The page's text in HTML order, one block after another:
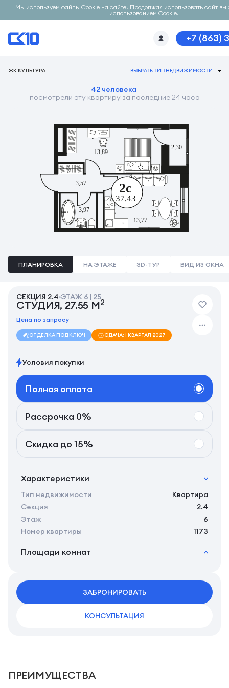
Мы используем файлы Cookie на сайте. Продолжая использовать сайт вы
использованием Cookie.
+7 (863)
ЖК КУЛЬТУРА ВЫБРАТЬ ТИП НЕДВИЖИМОСТИ
42 человека
посмотрели эту квартиру за последние 24 часа
ПЛАНИРОВКА НА ЭТАЖЕ 3D-ТУР ВИД ИЗ ОКНА
СЕКЦИЯ 2.4 ЭТАЖ 6 | 25
СТУДИЯ, 27.55 М2
Цена по запросу
ОТДЕЛКА ПОД КЛЮЧ СДАЧА: I КВАРТАЛ 2027
Условия покупки
Полная оплата
Рассрочка 0%
Скидка до 15%
Характеристики
Тип недвижимости
Квартира
Секция
2.4
Этаж
6
Номер квартиры
1173
Площади комнат
Жилая площадь 25.46 м
Площадь санузлов совместных 3,92 м2
ЗАБРОНИРОВАТЬ
КОНСУЛЬТАЦИЯ
ПРЕИМУЩЕСТВА